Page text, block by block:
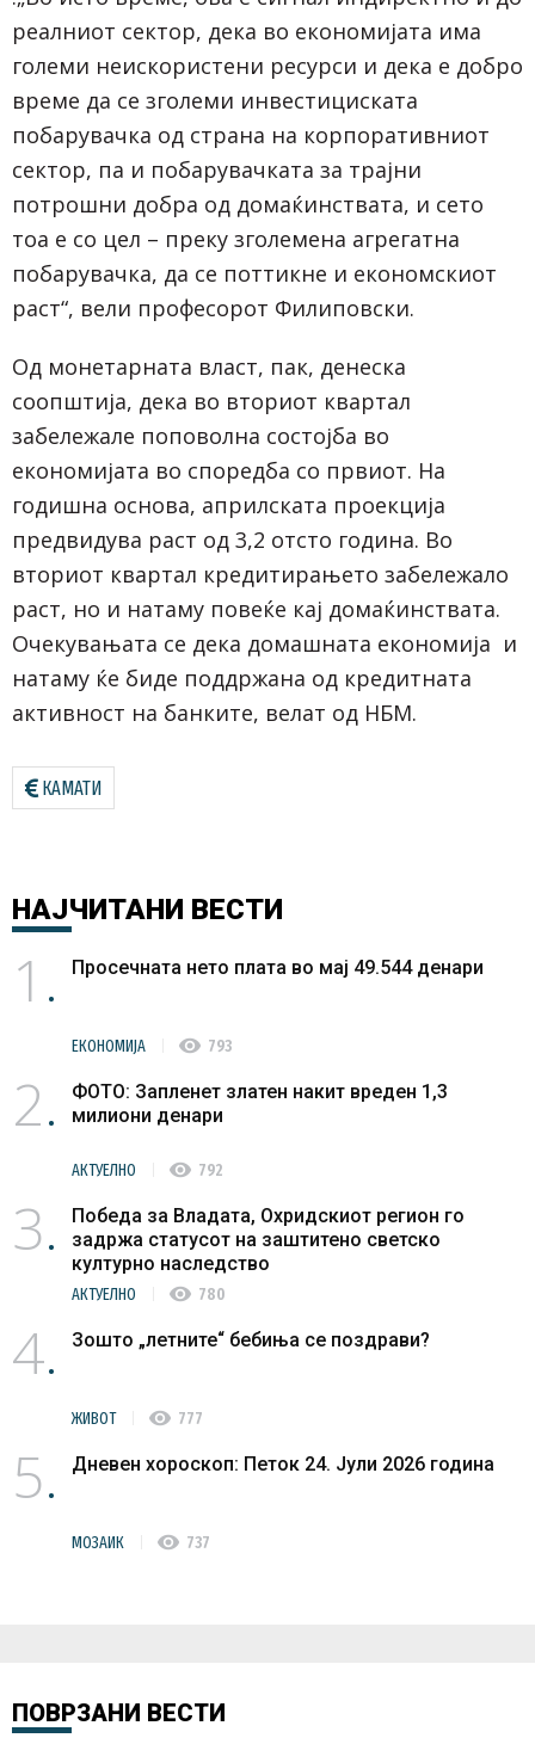
реалниот сектор, дека во економијата има
големи неискористени ресурси и дека е добро
време да се зголеми инвестициската
побарувачка од страна на корпоративниот
сектор, па и побарувачката за трајни
потрошни добра од домаќинствата, и сето
тоа е со цел – преку зголемена агрегатна
побарувачка, да се поттикне и економскиот
раст“, вели професорот Филиповски.
Од монетарната власт, пак, денеска
соопштија, дека во вториот квартал
забележале поповолна состојба во
економијата во споредба со првиот. На
годишна основа, априлската проекција
предвидува раст од 3,2 отсто година. Во
вториот квартал кредитирањето забележало
раст, но и натаму повеќе кај домаќинствата.
Очекувањата се дека домашната економија и
натаму ќе биде поддржана од кредитната
активност на банките, велат од НБМ.
КАМАТИ
НАЈЧИТАНИ ВЕСТИ
1 Просечната нето плата во мај 49.544 денари
ЕКОНОМИЈА visibility 793
2
ФОТО: Запленет златен накит вреден 1,3
милиони денари
АКТУЕЛНО visibility 792
3
Победа за Владата, Охридскиот регион го
задржа статусот на заштитено светско
културно наследство
АКТУЕЛНО visibility 780
4 Зошто „летните“ бебиња се поздрави?
ЖИВОТ visibility 777
5 Дневен хороскоп: Петок 24. Јули 2026 година
МОЗАИК visibility 737
ПОВРЗАНИ ВЕСТИ